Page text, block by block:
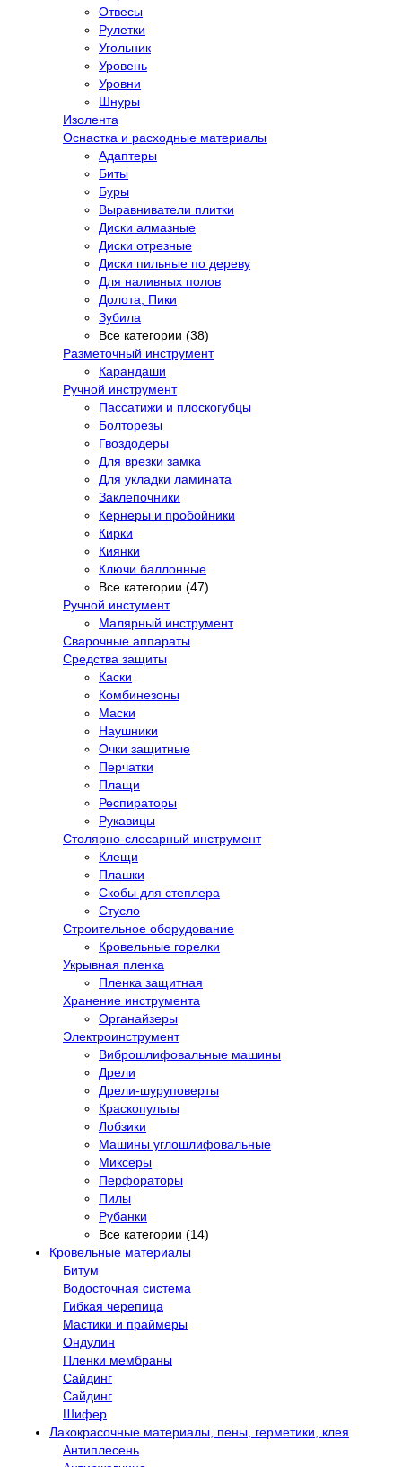
Отвесы
Рулетки
Угольник
Уровень
Уровни
Шнуры
Изолента
Оснастка и расходные материалы
Адаптеры
Биты
Буры
Выравниватели плитки
Диски алмазные
Диски отрезные
Диски пильные по дереву
Для наливных полов
Долота, Пики
Зубила
Все категории (38)
Разметочный инструмент
Карандаши
Ручной инструмент
Пассатижи и плоскогубцы
Болторезы
Гвоздодеры
Для врезки замка
Для укладки ламината
Заклепочники
Кернеры и пробойники
Кирки
Киянки
Ключи баллонные
Все категории (47)
Ручной инстумент
Малярный инструмент
Сварочные аппараты
Средства защиты
Каски
Комбинезоны
Маски
Наушники
Очки защитные
Перчатки
Плащи
Респираторы
Рукавицы
Столярно-слесарный инструмент
Клещи
Плашки
Скобы для степлера
Стусло
Строительное оборудование
Кровельные горелки
Укрывная пленка
Пленка защитная
Хранение инструмента
Органайзеры
Электроинструмент
Виброшлифовальные машины
Дрели
Дрели-шуруповерты
Краскопульты
Лобзики
Машины углошлифовальные
Миксеры
Перфораторы
Пилы
Рубанки
Все категории (14)
Кровельные материалы
Битум
Водосточная система
Гибкая черепица
Мастики и праймеры
Ондулин
Пленки мембраны
Сайдинг
Сайдинг
Шифер
Лакокрасочные материалы, пены, герметики, клея
Антиплесень